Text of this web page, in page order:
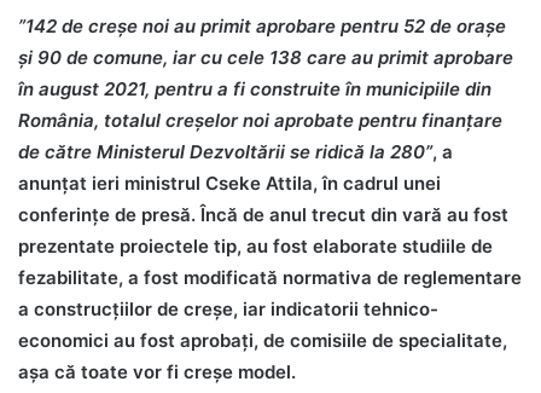
”142 de creșe noi au primit aprobare pentru 52 de orașe
și 90 de comune, iar cu cele 138 care au primit aprobare
în august 2021, pentru a fi construite în municipiile din
România, totalul creșelor noi aprobate pentru finanțare
de către Ministerul Dezvoltării se ridică la 280”, a
anunțat ieri ministrul Cseke Attila, în cadrul unei
conferințe de presă. Încă de anul trecut din vară au fost
prezentate proiectele tip, au fost elaborate studiile de
fezabilitate, a fost modificată normativa de reglementare
a construcțiilor de creșe, iar indicatorii tehnico-
economici au fost aprobați, de comisiile de specialitate,
aşa că toate vor fi creşe model.